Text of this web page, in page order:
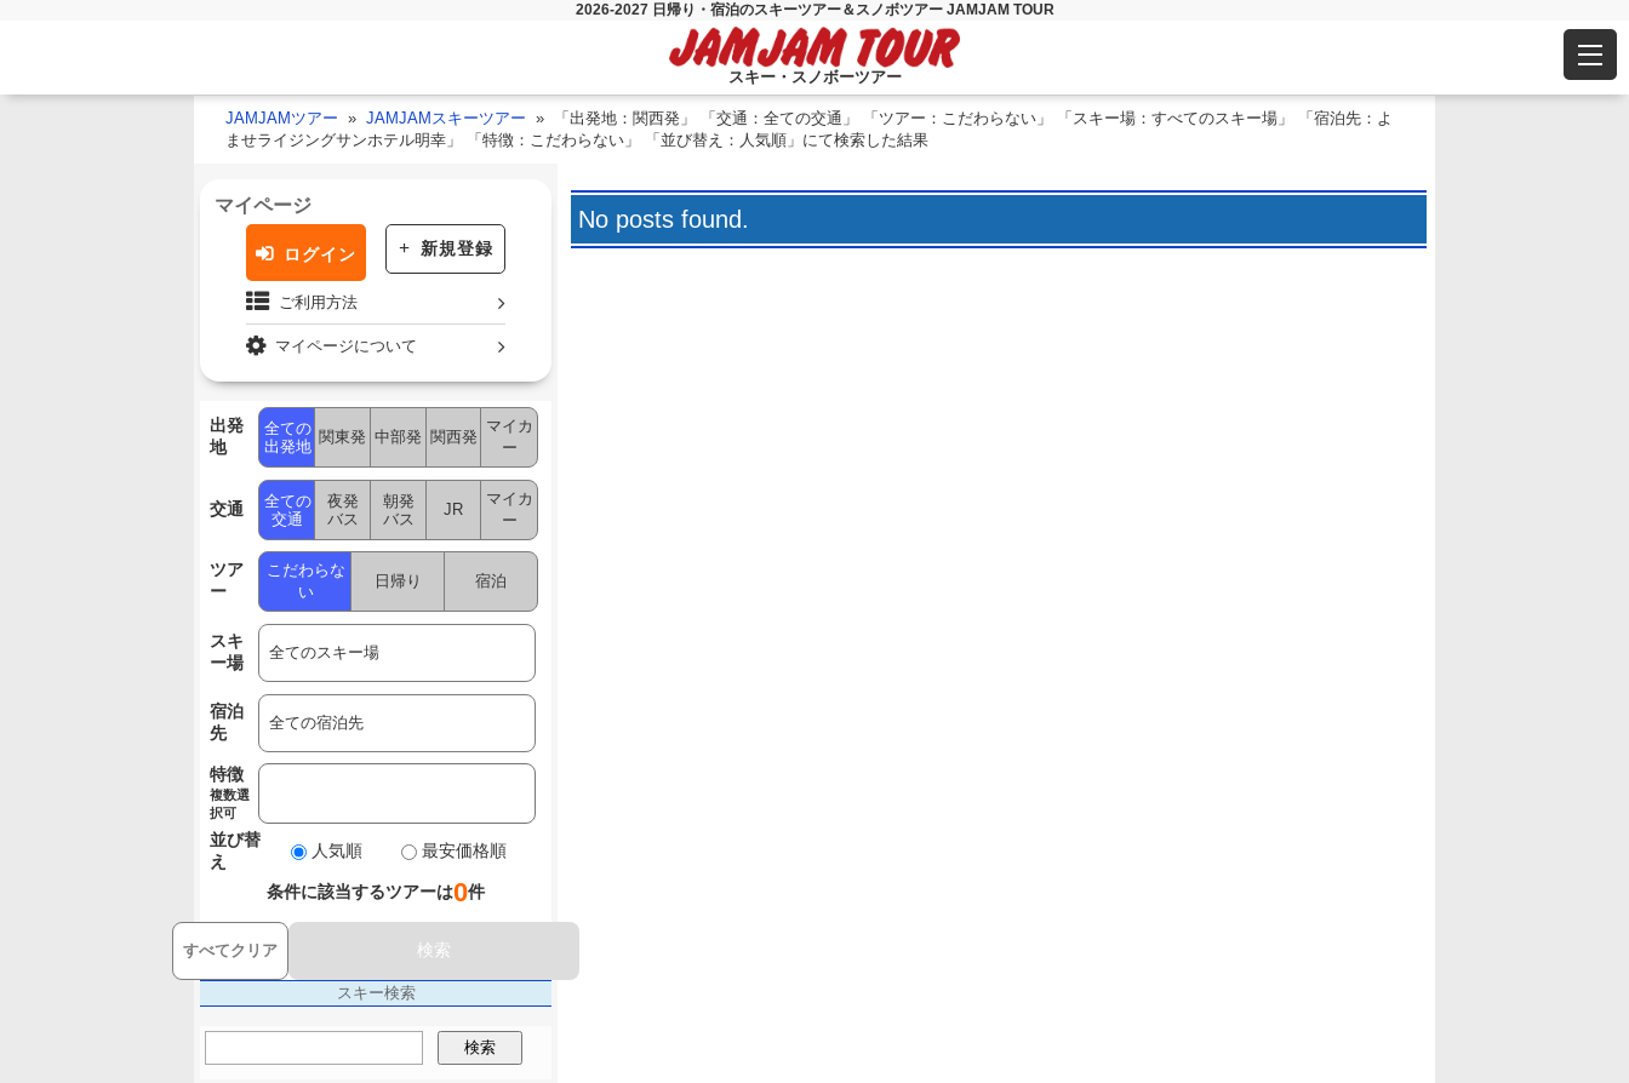
2026-2027 日帰り・宿泊のスキーツアー＆スノボツアー JAMJAM TOUR
スキー・スノボーツアー
JAMJAMツアー JAMJAMスキーツアー
「出発地：関西発」 「交通：全ての交通」 「ツアー：こだわらない」 「スキー場：すべてのスキー場」 「宿泊先：よ
ませライジングサンホテル明幸」 「特徴：こだわらない」 「並び替え：人気順」にて検索した結果
No posts found.
マイページ
ログイン 新規登録
ご利用方法
マイページについて
出発
地
全ての
出発地
関東発 中部発 関西発
マイカ
ー
交通
全ての
交通
夜発
バス
朝発
バス
JR
マイカ
ー
ツア
ー
こだわらな
い
日帰り 宿泊
スキ
ー場
宿泊
先
特徴
複数選
択可
並び替
え
人気順 最安価格順
条件に該当するツアーは0件
すべてクリア 検索
スキー検索
検索